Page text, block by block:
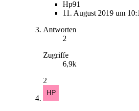
Hp91
11. August 2019 um
Antworten
2
Zugriffe
6,9k
2